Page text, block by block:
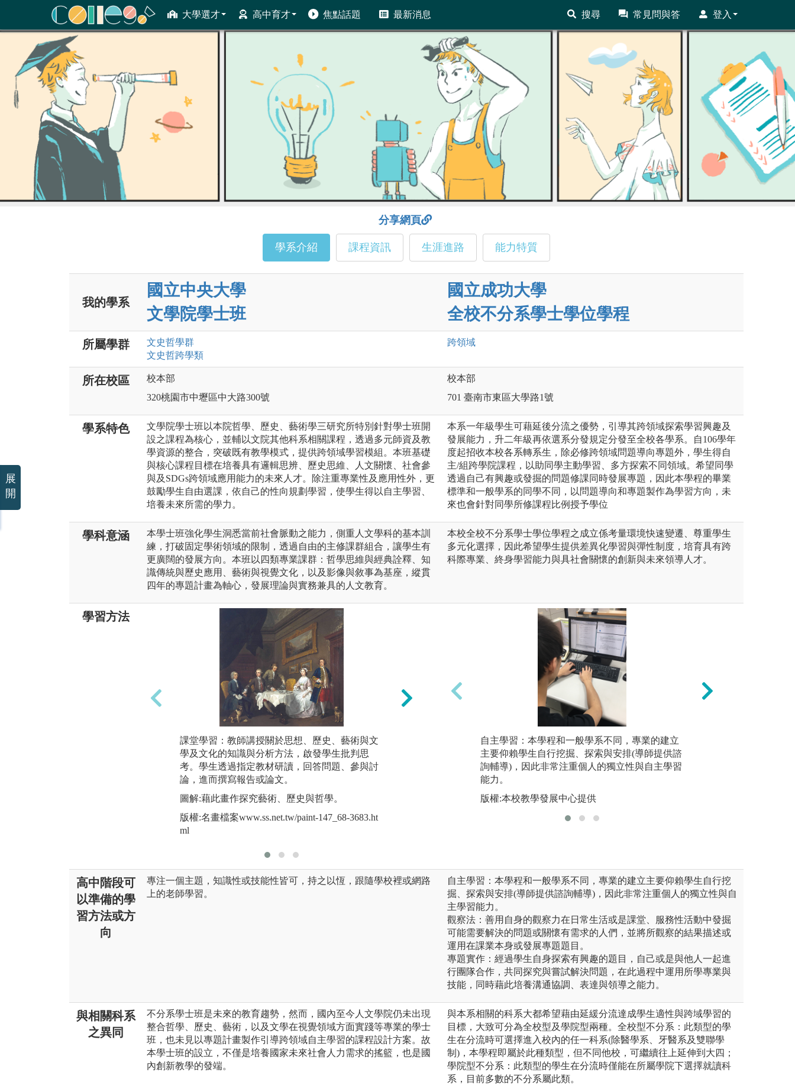
大學選才 高中育才 焦點話題 最新消息 搜尋 常見問與答 登入
ColleGo! 大學選才與高中育才輔助系統
分享網頁
學系介紹 課程資訊 生涯進路 能力特質
我的學系
國立中央大學
文學院學士班
國立成功大學
全校不分系學士學位學程
所屬學群 文史哲學群
文史哲跨學類
跨領域
所在校區
校本部
320桃園市中壢區中大路300號
校本部
701 臺南市東區大學路1號
學系特色
文學院學士班以本院哲學、歷史、藝術學三研究所特別針對學士班開
設之課程為核心，並輔以文院其他科系相關課程，透過多元師資及教
學資源的整合，突破既有教學模式，提供跨領域學習模組。本班基礎
與核心課程目標在培養具有邏輯思辨、歷史思維、人文關懷、社會參
與及SDGs跨領域應用能力的未來人才。除注重專業性及應用性外，更
鼓勵學生自由選課，依自己的性向規劃學習，使學生得以自主學習、
培養未來所需的學力。
本系一年級學生可藉延後分流之優勢，引導其跨領域探索學習興趣及
發展能力，升二年級再依選系分發規定分發至全校各學系。自106學年
度起招收本校各系轉系生，除必修跨領域問題導向專題外，學生得自
主/組跨學院課程，以助同學主動學習、多方探索不同領域。希望同學
透過自己有興趣或發掘的問題修課同時發展專題，因此本學程的畢業
標準和一般學系的同學不同，以問題導向和專題製作為學習方向，未
來也會針對同學所修課程比例授予學位
學科意涵
本學士班強化學生洞悉當前社會脈動之能力，側重人文學科的基本訓
練，打破固定學術領域的限制，透過自由的主修課群組合，讓學生有
更廣闊的發展方向。本班以四類專業課群：哲學思維與經典詮釋、知
識傳統與歷史應用、藝術與視覺文化，以及影像與敘事為基座，縱貫
四年的專題計畫為軸心，發展理論與實務兼具的人文教育。
本校全校不分系學士學位學程之成立係考量環境快速變遷、尊重學生
多元化選擇，因此希望學生提供差異化學習與彈性制度，培育具有跨
科際專業、終身學習能力與具社會關懷的創新與未來領導人才。
學習方法
課堂學習：教師講授關於思想、歷史、藝術與文
學及文化的知識與分析方法，啟發學生批判思
考。學生透過指定教材研讀，回答問題、參與討
論，進而撰寫報告或論文。
圖解:藉此畫作探究藝術、歷史與哲學。
版權:名畫檔案www.ss.net.tw/paint-147_68-3683.ht
ml
自主學習：在有教師支援的條件下，由學生根據
自己的性向或志向選擇學習內容與學習方法。本
學士班並特別鼓勵以人文為基礎的跨領域學習內
容，以及實用導向的學習目標。
圖解:以策展為學習。
版權:自己攝影。
自主學習：本學程和一般學系不同，專業的建立
主要仰賴學生自行挖掘、探索與安排(導師提供諮
詢輔導)，因此非常注重個人的獨立性與自主學習
能力。
版權:本校教學發展中心提供
高中階段可
以準備的學
習方法或方
向
專注一個主題，知識性或技能性皆可，持之以恆，跟隨學校裡或網路
上的老師學習。
自主學習：本學程和一般學系不同，專業的建立主要仰賴學生自行挖
掘、探索與安排(導師提供諮詢輔導)，因此非常注重個人的獨立性與自
主學習能力。
觀察法：善用自身的觀察力在日常生活或是課堂、服務性活動中發掘
可能需要解決的問題或關懷有需求的人們，並將所觀察的結果描述或
運用在課業本身或發展專題題目。
專題實作：經過學生自身探索有興趣的題目，自己或是與他人一起進
行團隊合作，共同探究與嘗試解決問題，在此過程中運用所學專業與
技能，同時藉此培養溝通協調、表達與領導之能力。
與相關科系
之異同
不分系學士班是未來的教育趨勢，然而，國內至今人文學院仍未出現
整合哲學、歷史、藝術，以及文學在視覺領域方面實踐等專業的學士
班，也未見以專題計畫製作引導跨領域自主學習的課程設計方案。故
本學士班的設立，不僅是培養國家未來社會人力需求的搖籃，也是國
內創新教學的發端。
與本系相關的科系大都希望藉由延緩分流達成學生適性與跨域學習的
目標，大致可分為全校型及學院型兩種。全校型不分系：此類型的學
生在分流時可選擇進入校內的任一科系(除醫學系、牙醫系及雙聯學
制)，本學程即屬於此種類型，但不同他校，可繼續往上延伸到大四；
學院型不分系：此類型的學生在分流時僅能在所屬學院下選擇就讀科
系，目前多數的不分系屬此類。
展
開